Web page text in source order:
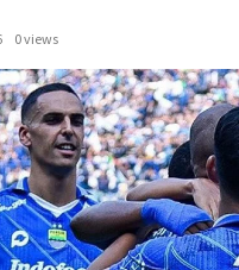
0 views